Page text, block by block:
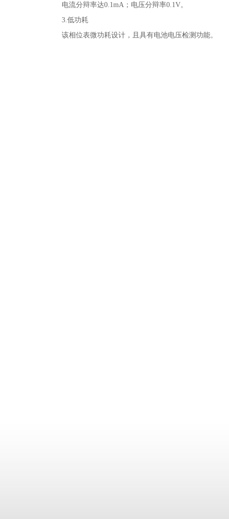
电流分辩率达0.1mA；电压分辩率0.1V。
3.低功耗
该相位表微功耗设计，且具有电池电压检测功能。